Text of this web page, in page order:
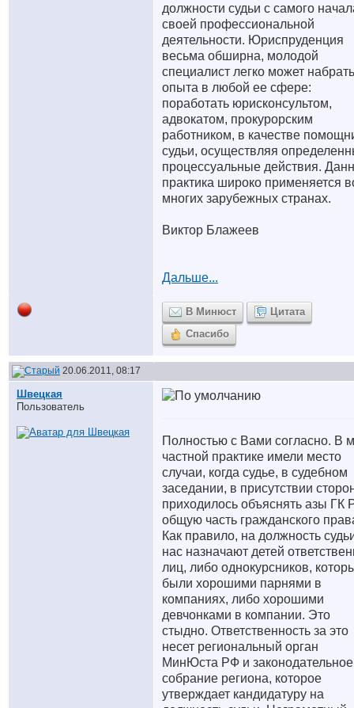
должности судьи с самого
своей профессиональной
деятельности. Юриспруденция
весьма обширна, молодой
специалист легко может
опыта в любой ее сфере:
поработать юрисконсультом,
адвокатом, прокурорским
работником, в качестве
судьи, осуществляя
процессуальные действия.
практика широко применяется
многих зарубежных странах.
Виктор Блажеев
Дальше...
В Минюст
Цитата
Спасибо
20.06.2011, 08:17
Швецкая
Пользователь
Полностью с Вами согласно. В
частной практике имели место
случаи, когда судье, в судебном
заседании, в присутствии
приходилось объяснять азы ГК
общую часть гражданского
Как правило, на должность
нас назначают детей
лиц, либо однокурсников,
были хорошими парнями в
компаниях, либо хорошими
девчонками в компании. Это
стыдно. Ответственность за это
несет региональный орган
МинЮста РФ и законодательное
собрание региона, которое
утверждает кандидатуру на